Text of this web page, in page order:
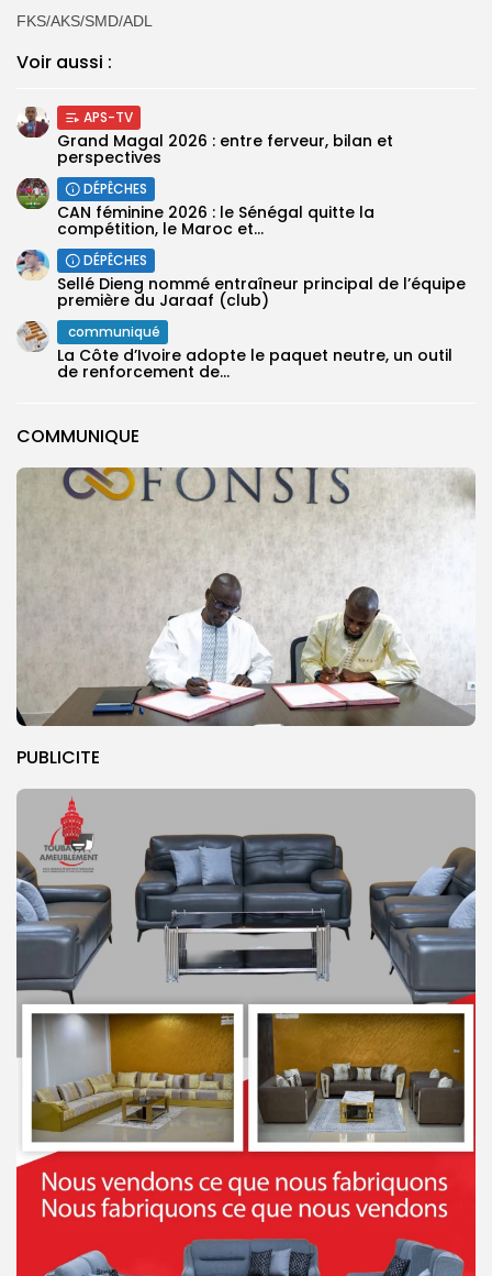
COMMUNIQUE
PUBLICITE
FKS/AKS/SMD/ADL
Voir aussi :
APS-TV
Grand Magal 2026 : entre ferveur, bilan et
perspectives
DÉPÊCHES
‎CAN féminine 2026 : le Sénégal quitte la
compétition, le Maroc et...
DÉPÊCHES
Sellé Dieng nommé entraîneur principal de l’équipe
première ‎du Jaraaf (club)
communiqué
La Côte d’Ivoire adopte le paquet neutre, un outil
de renforcement de...